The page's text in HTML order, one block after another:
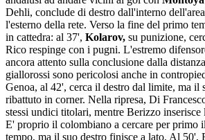
Dehli, conclude di destro dall'interno
l'esterno della rete. Verso la fine del primo
in cattedra: al 37', Kolarov, su punizione,
Rico respinge con i pugni. L'estremo
ancora attento sulla conclusione dalla
giallorossi sono pericolosi anche in
Genoa, al 42', cerca il destro dal limite, ma il
ribattuto in corner. Nella ripresa, Di
stessi undici titolari, mentre Berizzo
E' proprio il colombiano a cercare per primo
tempo, ma il suo destro finisce a lato. Al 50',